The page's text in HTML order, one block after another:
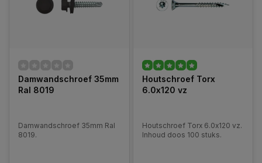
Damwandschroef 35mm
Ral 8019
Damwandschroef 35mm Ral
8019.
Houtschroef Torx
6.0x120 vz
Houtschroef Torx 6.0x120 vz.
Inhoud doos 100 stuks.